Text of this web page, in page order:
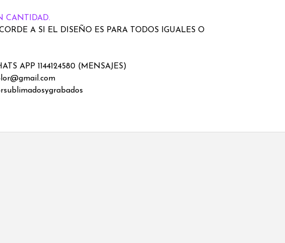
CANTIDAD.
A SI EL DISEÑO ES PARA TODOS IGUALES O
APP 1144124580 (MENSAJES)